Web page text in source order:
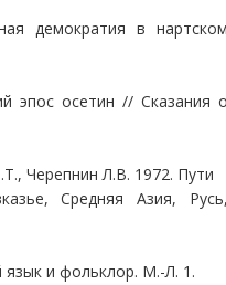
демократия в
эпос осетин // Сказания
Черепнин Л.В. 1972. Пути
Средняя Азия,
язык и фольклор. М.-Л. 1.